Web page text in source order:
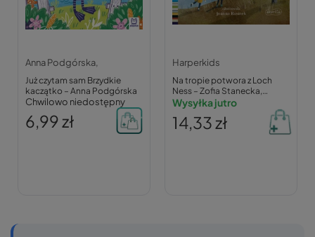
Anna Podgórska,
Już czytam sam Brzydkie
kaczątko – Anna Podgórska
Chwilowo niedostępny
6,99 zł
Harperkids
Na tropie potwora z Loch
Ness – Zofia Stanecka,
Czytam sobie poziom 2
Wysyłka jutro
14,33 zł